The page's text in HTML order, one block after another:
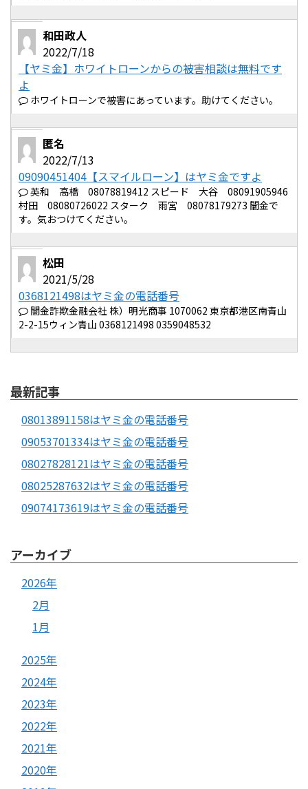
和田政人
2022/7/18
【ヤミ金】ホワイトローンからの被害相談は無料です
よ
ホワイトローンで被害にあっています。助けてください。
匿名
2022/7/13
09090451404【スマイルローン】はヤミ金ですよ
英和 高橋 08078819412 スピード 大谷 08091905946
村田 08080726022 スターク 雨宮 08078179273 闇金で
す。気おつけてください。
松田
2021/5/28
0368121498はヤミ金の電話番号
闇金詐欺金融会社 株）明光商事 1070062 東京都港区南青山
2-2-15ウィン青山 0368121498 0359048532
最新記事
08013891158はヤミ金の電話番号
09053701334はヤミ金の電話番号
08027828121はヤミ金の電話番号
08025287632はヤミ金の電話番号
09074173619はヤミ金の電話番号
アーカイブ
2026年
2月
1月
2025年
2024年
2023年
2022年
2021年
2020年